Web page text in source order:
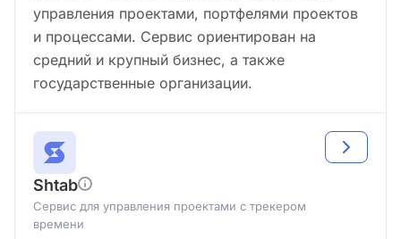
управления проектами, портфелями проектов
и процессами. Сервис ориентирован на
средний и крупный бизнес, а также
государственные организации.
Shtab
Сервис для управления проектами с трекером
времени